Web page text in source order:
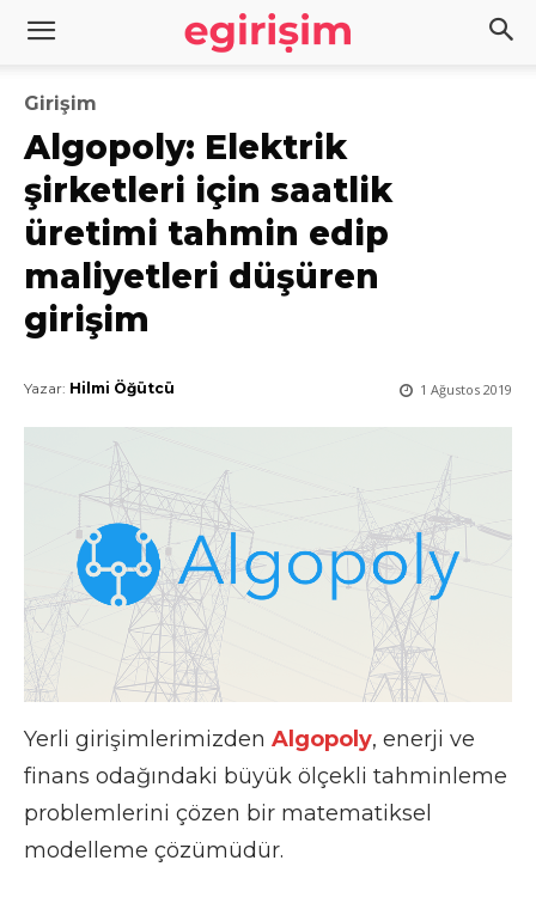
Girişim
Algopoly: Elektrik
şirketleri için saatlik
üretimi tahmin edip
maliyetleri düşüren
girişim
1 Ağustos 2019
Yazar: Hilmi Öğütcü
Yerli girişimlerimizden Algopoly, enerji ve
finans odağındaki büyük ölçekli tahminleme
problemlerini çözen bir matematiksel
modelleme çözümüdür.